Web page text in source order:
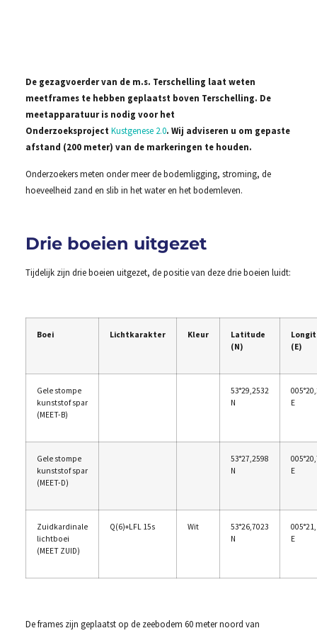
De gezagvoerder van de m.s. Terschelling laat weten
meetframes te hebben geplaatst boven Terschelling. De
meetapparatuur is nodig voor het
Onderzoeksproject Kustgenese 2.0. Wij adviseren u om gepaste
afstand (200 meter) van de markeringen te houden.
Onderzoekers meten onder meer de bodemligging, stroming, de
hoeveelheid zand en slib in het water en het bodemleven.
Drie boeien uitgezet
Tijdelijk zijn drie boeien uitgezet, de positie van deze drie boeien luidt:
Boei Lichtkarakter Kleur
Latitude
(N)
(E)
Gele stompe
kunststof spar
(MEET-B)
53°29,2532
N
E
Gele stompe
kunststof spar
(MEET-D)
53°27,2598
N
E
Zuidkardinale
lichtboei
(MEET ZUID)
Q(6)+LFL 15s Wit
53°26,7023
N
E
De frames zijn geplaatst op de zeebodem 60 meter noord van